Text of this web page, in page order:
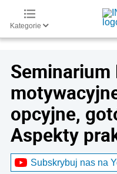
Kategorie
Seminarium
opcyjne,
Aspekty
Subskrybuj nas na